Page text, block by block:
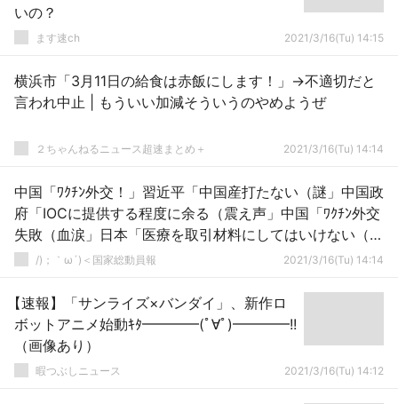
いの？
ます速ch 2021/3/16(Tu) 14:15
横浜市「3月11日の給食は赤飯にします！」→不適切だと
言われ中止 | もういい加減そういうのやめようぜ
２ちゃんねるニュース超速まとめ＋ 2021/3/16(Tu) 14:14
中国「ﾜｸﾁﾝ外交！」習近平「中国産打たない（謎」中国政
府「IOCに提供する程度に余る（震え声」中国「ﾜｸﾁﾝ外交
失敗（血涙」日本「医療を取引材料にしてはいけない（戒
め」→/)；｀ω´)＜国家総動員報 2021/3/16(Tu) 14:14
【速報】「サンライズ×バンダイ」、新作ロ
ボットアニメ始動ｷﾀ━━━━(ﾟ∀ﾟ)━━━━!!
（画像あり）
暇つぶしニュース 2021/3/16(Tu) 14:12